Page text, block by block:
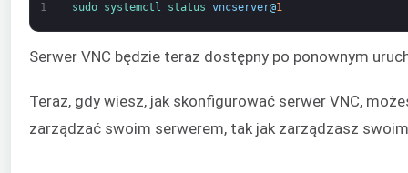
1 sudo systemctl status vncserver@1
Serwer VNC będzie teraz dostępny po ponownym
Teraz, gdy wiesz, jak skonfigurować serwer VNC,
zarządzać swoim serwerem, tak jak zarządzasz